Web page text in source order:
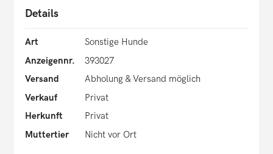
Details
Art
Sonstige Hunde
Anzeigennr.
393027
Versand
Abholung & Versand möglich
Verkauf
Privat
Herkunft
Privat
Muttertier
Nicht vor Ort